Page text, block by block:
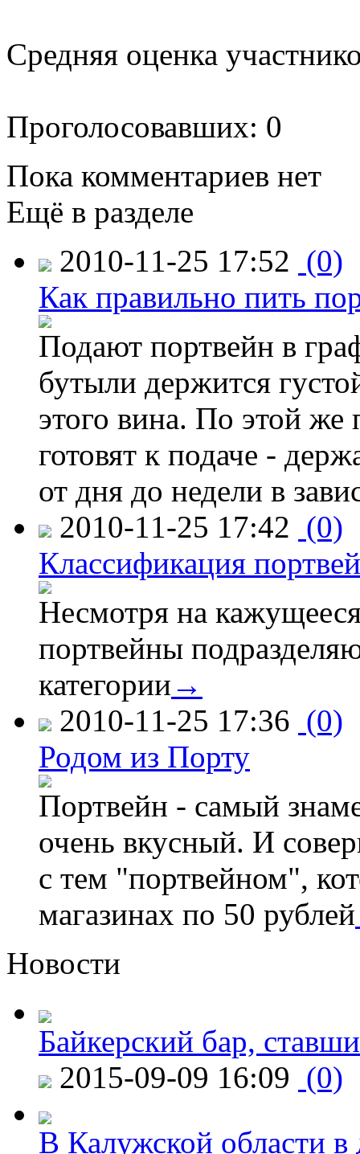
Средняя оценка
Проголосовавших: 0
Пока комментариев нет
Ещё в разделе
2010-11-25 17:52 (0)
Как правильно пить
Подают портвейн в
бутыли держится
этого вина. По этой
готовят к подаче -
от дня до недели в
2010-11-25 17:42 (0)
Классификация
Несмотря на
портвейны
категории →
2010-11-25 17:36 (0)
Родом из Порту
Портвейн - самый
очень вкусный. И
с тем "портвейном",
магазинах по 50 рублей
Новости
Байкерский бар,
2015-09-09 16:09 (0)
В Калужской области в